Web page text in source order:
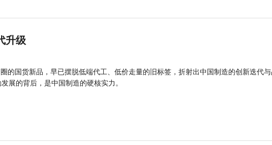
升级
的国货新品，早已摆脱低端代工、低价走量的旧标签，折射出中国制造的创新迭代
展的背后，是中国制造的硬核实力。